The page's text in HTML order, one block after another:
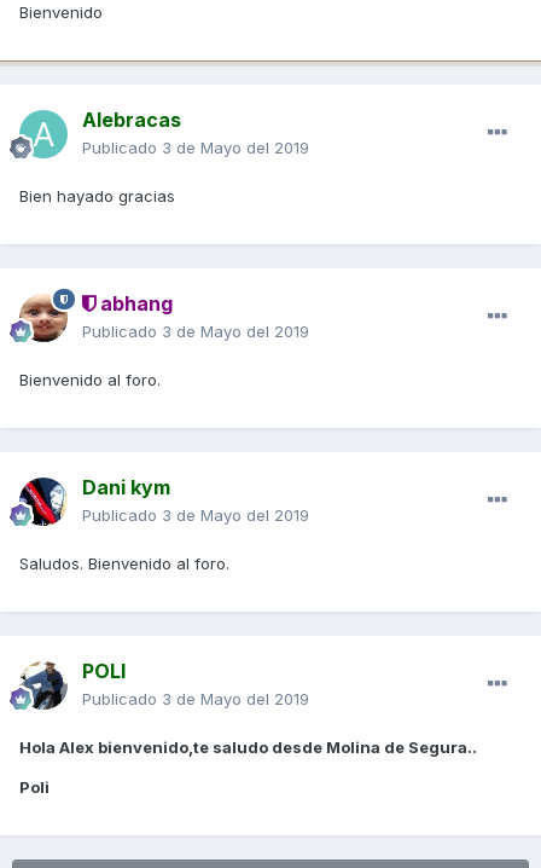
Bienvenido
Alebracas
Publicado 3 de Mayo del 2019
Bien hayado gracias
abhang
Publicado 3 de Mayo del 2019
Bienvenido al foro.
Dani kym
Publicado 3 de Mayo del 2019
Saludos. Bienvenido al foro.
POLI
Publicado 3 de Mayo del 2019
Hola Alex bienvenido,te saludo desde Molina de Segura..
Poli